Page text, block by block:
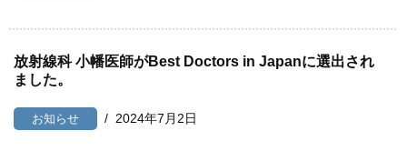
放射線科 小幡医師がBest Doctors in Japanに選出され
ました。
お知らせ 2024年7月2日